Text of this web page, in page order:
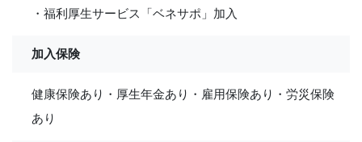
・福利厚生サービス「ベネサポ」加入
加入保険
健康保険あり・厚生年金あり・雇用保険あり・労災保険
あり